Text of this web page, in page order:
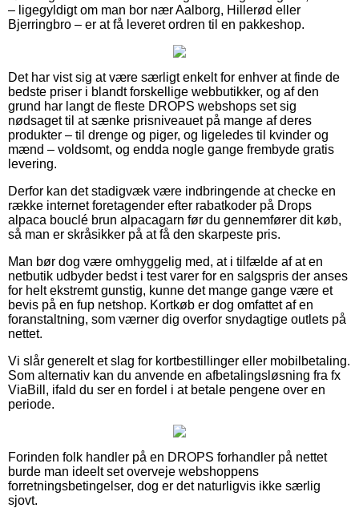
– ligegyldigt om man bor nær Aalborg, Hillerød eller
Bjerringbro – er at få leveret ordren til en pakkeshop.
Det har vist sig at være særligt enkelt for enhver at finde de
bedste priser i blandt forskellige webbutikker, og af den
grund har langt de fleste DROPS webshops set sig
nødsaget til at sænke prisniveauet på mange af deres
produkter – til drenge og piger, og ligeledes til kvinder og
mænd – voldsomt, og endda nogle gange frembyde gratis
levering.
Derfor kan det stadigvæk være indbringende at checke en
række internet foretagender efter rabatkoder på Drops
alpaca bouclé brun alpacagarn før du gennemfører dit køb,
så man er skråsikker på at få den skarpeste pris.
Man bør dog være omhyggelig med, at i tilfælde af at en
netbutik udbyder bedst i test varer for en salgspris der anses
for helt ekstremt gunstig, kunne det mange gange være et
bevis på en fup netshop. Kortkøb er dog omfattet af en
foranstaltning, som værner dig overfor snydagtige outlets på
nettet.
Vi slår generelt et slag for kortbestillinger eller mobilbetaling.
Som alternativ kan du anvende en afbetalingsløsning fra fx
ViaBill, ifald du ser en fordel i at betale pengene over en
periode.
Forinden folk handler på en DROPS forhandler på nettet
burde man ideelt set overveje webshoppens
forretningsbetingelser, dog er det naturligvis ikke særlig
sjovt.